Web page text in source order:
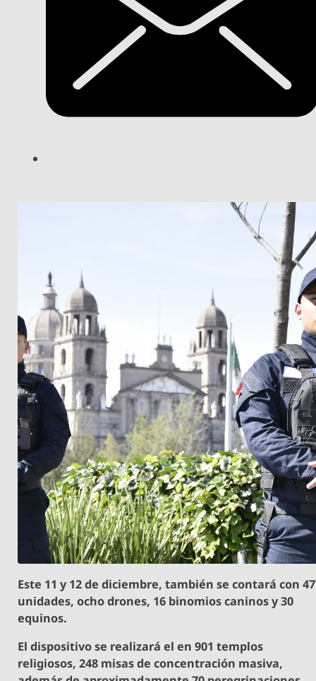
Este 11 y 12 de diciembre, también se contará con
unidades, ocho drones, 16 binomios caninos y 30
equinos.
El dispositivo se realizará el en 901 templos
religiosos, 248 misas de concentración masiva,